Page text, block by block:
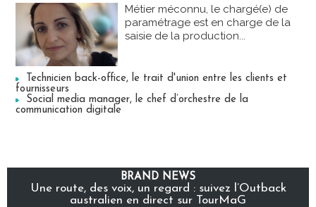
Métier méconnu, le chargé(e) de
paramétrage est en charge de la
saisie de la production...
Technicien back-office, le trait d'union entre les clients et
fournisseurs
Social media manager, le chef d’orchestre de la
communication digitale
BRAND NEWS
Une route, des voix, un regard : suivez l’Outback
australien en direct sur TourMaG